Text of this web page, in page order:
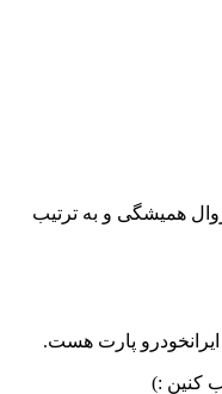
همیشگی و به ترتیب
پارت هست.
کنین :)